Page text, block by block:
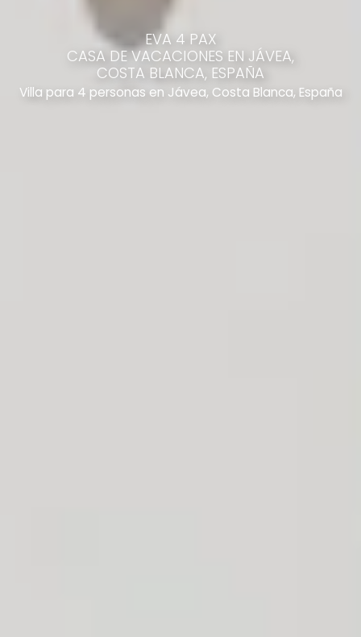
EVA 4 PAX
CASA DE VACACIONES EN JÁVEA,
COSTA BLANCA, ESPAÑA
Villa para 4 personas en Jávea, Costa Blanca, España